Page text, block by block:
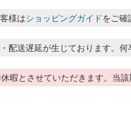
様はショッピングガイドをご
送遅延が生じております。
暇とさせていただきます。当